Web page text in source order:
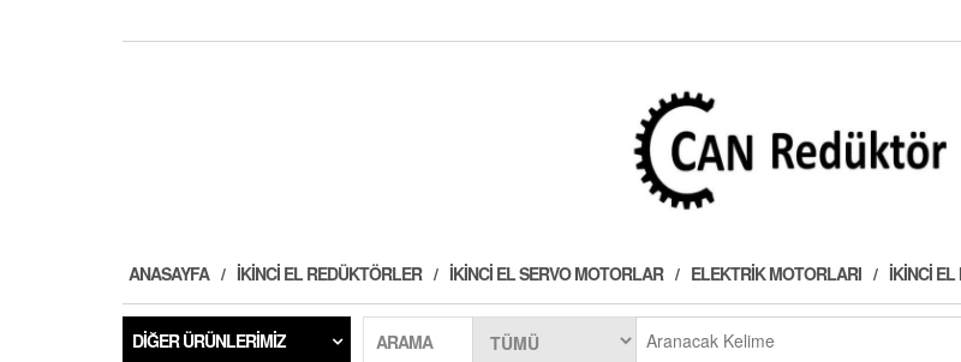
ANASAYFA İKINCI EL REDÜKTÖRLER İKINCI EL SERVO MOTORLAR ELEKTRIK MOTORLARI İKINCI
DIĞER ÜRÜNLERIMIZ ARAMA